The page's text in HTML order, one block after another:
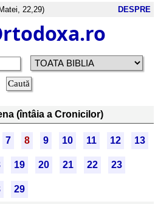
22,29) DESPRE
(întâia a Cronicilor)
7 8 9 10 11 12 13
19 20 21 22 23
29